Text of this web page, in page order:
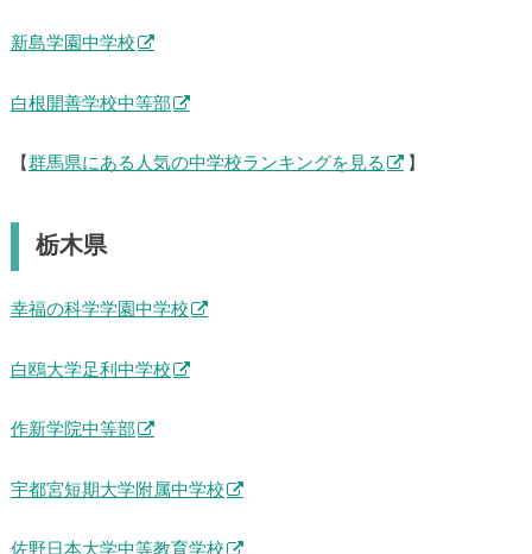
新島学園中学校
白根開善学校中等部
【 群馬県にある人気の中学校ランキングを見る 】
栃木県
幸福の科学学園中学校
白鴎大学足利中学校
作新学院中等部
宇都宮短期大学附属中学校
佐野日本大学中等教育学校